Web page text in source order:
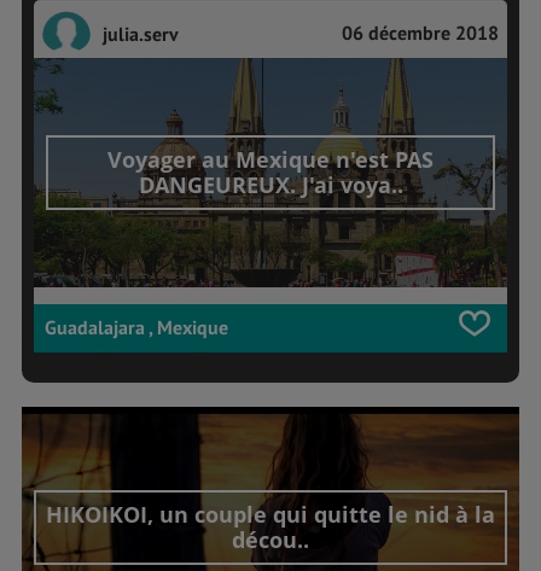
julia.serv 06 décembre 2018
Voyager au Mexique n'est PAS
DANGEUREUX. J'ai voya..
Guadalajara , Mexique
HIKOIKOI, un couple qui quitte le nid à la
décou..